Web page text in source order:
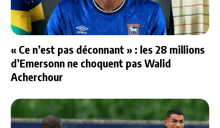
« Ce n’est pas déconnant » : les 28 millions
d’Emersonn ne choquent pas Walid
Acherchour